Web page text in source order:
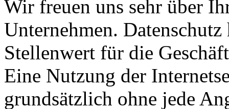
Wir freuen uns sehr über
Unternehmen.
Stellenwert für die
Eine Nutzung der
grundsätzlich ohne jede